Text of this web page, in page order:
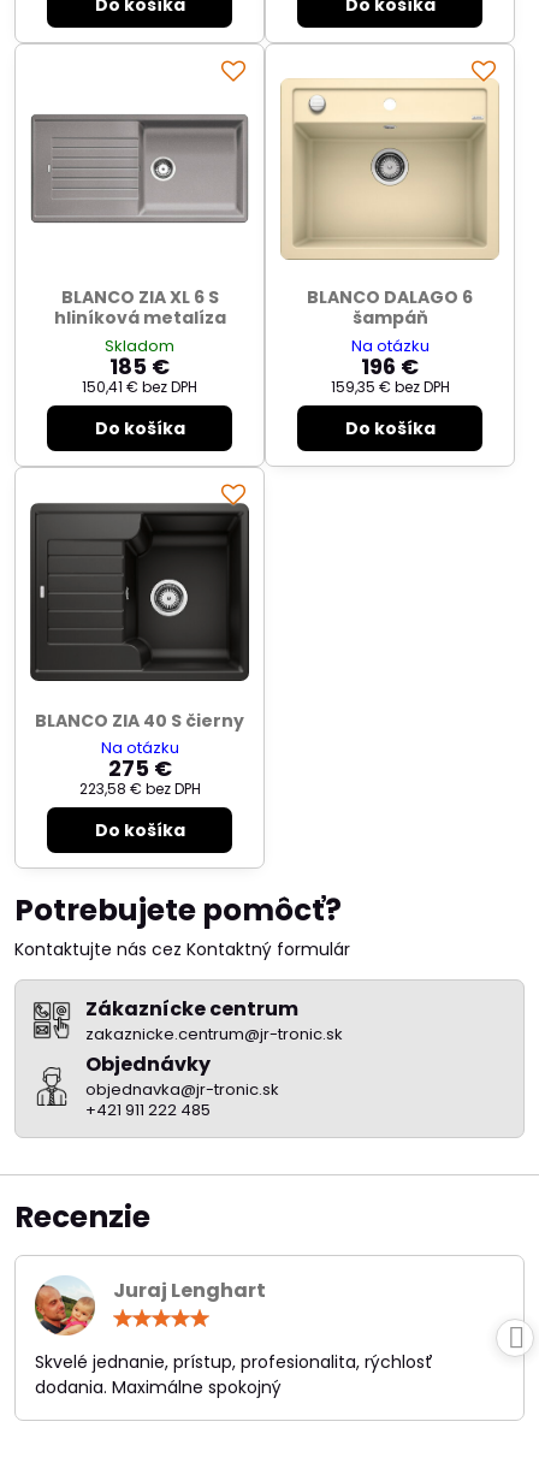
Do košíka Do košíka
BLANCO ZIA XL 6 S
hliníková metalíza
Skladom
185 €
150,41 € bez DPH
Do košíka
BLANCO DALAGO 6
šampáň
Na otázku
196 €
159,35 € bez DPH
Do košíka
BLANCO ZIA 40 S čierny
Na otázku
275 €
223,58 € bez DPH
Do košíka
Potrebujete pomôcť?
Kontaktujte nás cez Kontaktný formulár
Zákaznícke centrum
zakaznicke.centrum@jr-tronic.sk
Objednávky
objednavka@jr-tronic.sk
+421 911 222 485
Recenzie
Juraj Lenghart
/
5
Skvelé jednanie, prístup, profesionalita, rýchlosť
dodania. Maximálne spokojný